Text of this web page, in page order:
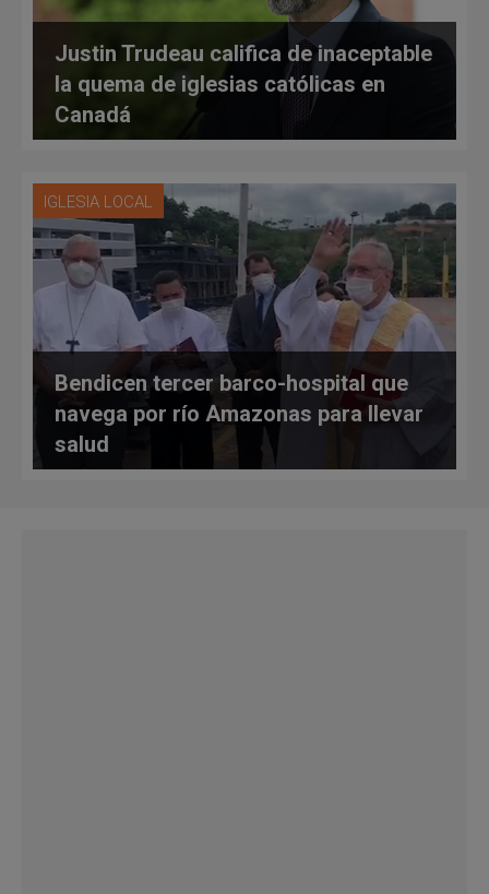
Justin Trudeau califica de inaceptable
la quema de iglesias católicas en
Canadá
IGLESIA LOCAL
Bendicen tercer barco-hospital que
navega por río Amazonas para llevar
salud